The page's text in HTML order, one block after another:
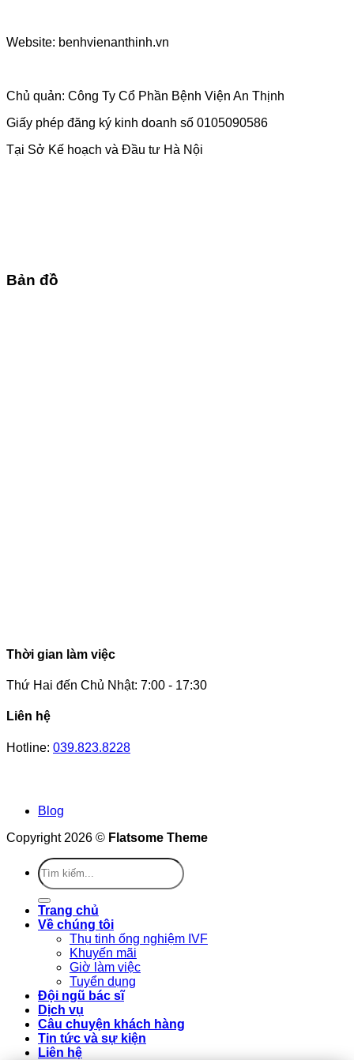
Website: benhvienanthinh.vn
Chủ quản: Công Ty Cổ Phần Bệnh Viện An Thịnh
Giấy phép đăng ký kinh doanh số 0105090586
Tại Sở Kế hoạch và Đầu tư Hà Nội
Bản đồ
Thời gian làm việc
Thứ Hai đến Chủ Nhật: 7:00 - 17:30
Liên hệ
Hotline: 039.823.8228
Blog
Copyright 2026 © Flatsome Theme
Trang chủ
Về chúng tôi
Thụ tinh ống nghiệm IVF
Khuyến mãi
Giờ làm việc
Tuyển dụng
Đội ngũ bác sĩ
Dịch vụ
Câu chuyện khách hàng
Tin tức và sự kiện
Liên hệ